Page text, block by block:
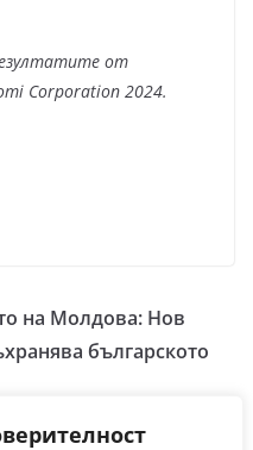
от
Corporation 2024.
на Молдова: Нов
българското